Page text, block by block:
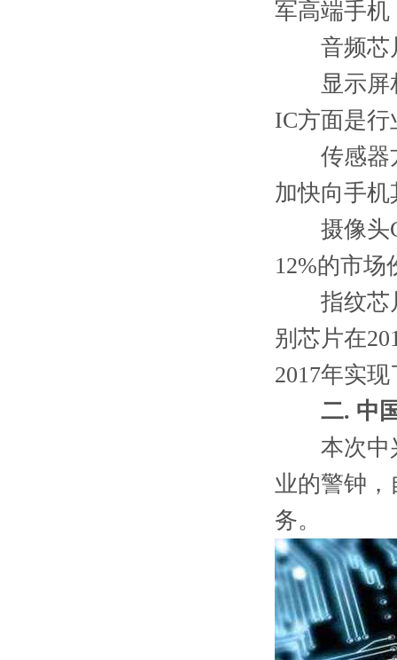
军高端手
音频芯片
显示屏相
IC方面是
传感器方
加快向手
摄像头
12%的市场
指纹芯片
别芯片在
2017年实
二. 中
本次中兴
业的警钟
务。